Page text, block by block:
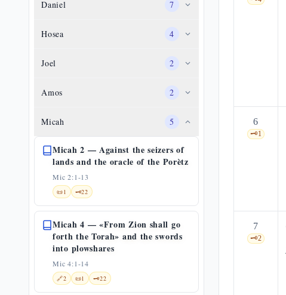
Daniel 7
Hosea 4
Joel 2
Amos 2
Micah 5
Micah 2 — Against the seizers of
lands and the oracle of the Porètz
Mic 2:1-13
📜1 🗝️22
Micah 4 — «From Zion shall go
forth the Torah» and the swords
into plowshares
Mic 4:1-14
🔗2 📜1 🗝️22
6
🗝️1
7
🗝️2